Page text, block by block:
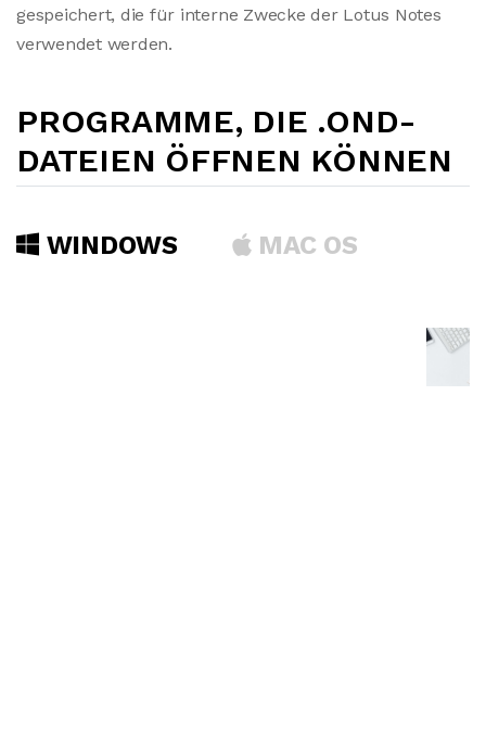
gespeichert, die für interne Zwecke der Lotus Notes
verwendet werden.
PROGRAMME, DIE .OND-
DATEIEN ÖFFNEN KÖNNEN
WINDOWS MAC OS